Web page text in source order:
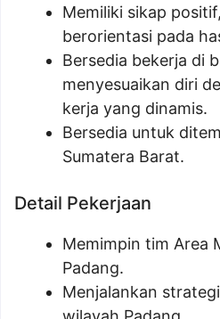
Memiliki sikap
berorientasi pada
Bersedia bekerja di
menyesuaikan diri
kerja yang dinamis.
Bersedia untuk
Sumatera Barat.
Detail Pekerjaan
Memimpin tim Area
Padang.
Menjalankan